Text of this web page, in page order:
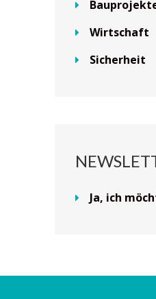
Wirtschaft
Sicherheit
Ja, ich